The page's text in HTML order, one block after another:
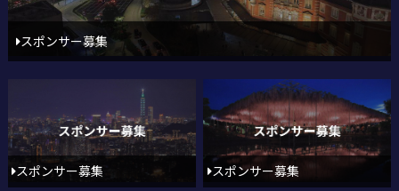
スポンサー募集
スポンサー募集 スポンサー募集